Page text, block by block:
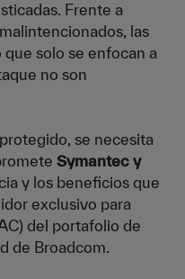
Frente a
las
solo se enfocan a
no son
se necesita
Symantec y
y los beneficios que
exclusivo para
del portafolio de
de Broadcom.